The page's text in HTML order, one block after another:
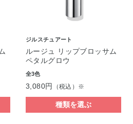
ジルスチュアート
ルージュ リップブロッサム
ペタルグロウ
全3色
3,080円 （税込）※
種類を選ぶ